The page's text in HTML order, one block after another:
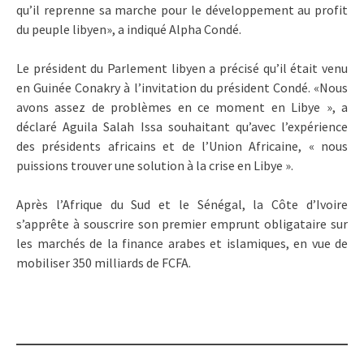
qu’il reprenne sa marche pour le développement au profit
du peuple libyen», a indiqué Alpha Condé.
Le président du Parlement libyen a précisé qu’il était venu
en Guinée Conakry à l’invitation du président Condé. «Nous
avons assez de problèmes en ce moment en Libye », a
déclaré Aguila Salah Issa souhaitant qu’avec l’expérience
des présidents africains et de l’Union Africaine, « nous
puissions trouver une solution à la crise en Libye ».
Après l’Afrique du Sud et le Sénégal, la Côte d’Ivoire
s’apprête à souscrire son premier emprunt obligataire sur
les marchés de la finance arabes et islamiques, en vue de
mobiliser 350 milliards de FCFA.